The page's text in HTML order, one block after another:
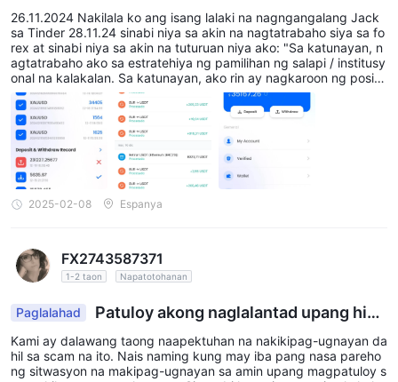
26.11.2024 Nakilala ko ang isang lalaki na nagngangalang Jack
sa Tinder 28.11.24 sinabi niya sa akin na nagtatrabaho siya sa fo
rex at sinabi niya sa akin na tuturuan niya ako: "Sa katunayan, n
agtatrabaho ako sa estratehiya ng pamilihan ng salapi / institusy
onal na kalakalan. Sa katunayan, ako rin ay nagkaroon ng posisy
on sa pagsusuri ng panganib sa NFA. Ang aking kumpanya rin a
y nakikipag-ugnayan sa negosyo ng pag-develop ng mga estrat
ehiya sa forex trading at nagbibigay ng mga forecast sa merkad
o, pagsusuri ng panganib, at payo sa pamumuhunan, pati na rin
sa paglikha ng mga sistema ng pagbabayad na batay sa mga c
urrency ng SWIFT." 04.12.24 ipinadala niya sa akin ang pekeng
website para magparehistro: https://www.realhx.net/h5/#/ Nagp
arehistro ako at kabuuan, nag-transfer ako ng 30,960 EUR sa R
EALHX na ito, at ngayon ay hindi na maaaring i-withdraw ang pe
access ang aking Realhx account.
2025-02-08 Espanya
FX2743587371
1-2 taon Napatotohanan
Paglalahad
Patuloy akong naglalantad upang hind
i na muling mahulog ang sinuman.
Kami ay dalawang taong naapektuhan na nakikipag-ugnayan da
hil sa scam na ito. Nais naming kung may iba pang nasa pareho
ng sitwasyon na makipag-ugnayan sa amin upang magpatuloy s